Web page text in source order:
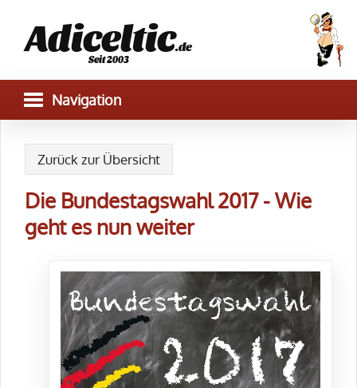
Adiceltic.de
Seit 2003
Zurück zur Übersicht
Die Bundestagswahl 2017 - Wie
geht es nun weiter